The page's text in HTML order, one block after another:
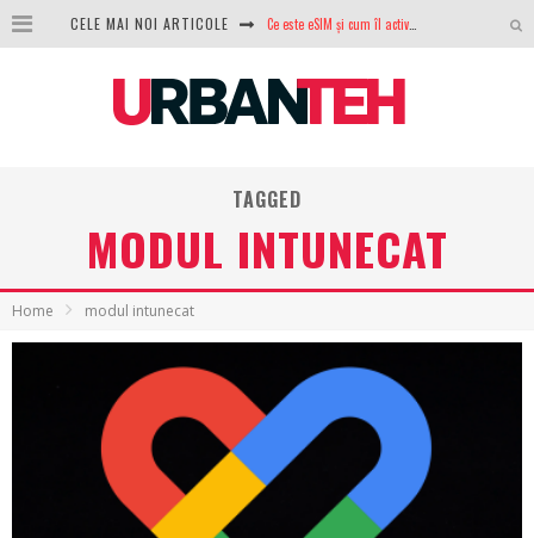
CELE MAI NOI ARTICOLE
Analiza producției fotovoltaice în România – cât produce un sistem solar pe timp de iarnă?
TAGGED
MODUL INTUNECAT
Home modul intunecat